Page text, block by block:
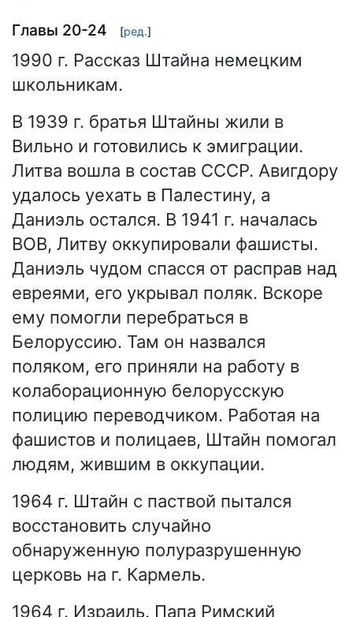
Главы 20-24 [ред.]
1990 г. Рассказ Штайна немецким
школьникам.
В 1939 г. братья Штайны жили в
Вильно и готовились к эмиграции.
Литва вошла в состав СССР. Авигдору
удалось уехать в Палестину, а
Даниэль остался. В 1941 г. началась
ВОВ, Литву оккупировали фашисты.
Даниэль чудом спасся от расправ над
евреями, его укрывал поляк. Вскоре
ему помогли перебраться в
Белоруссию. Там он назвался
поляком, его приняли на работу в
колаборационную белорусскую
полицию переводчиком. Работая на
фашистов и полицаев, Штайн помогал
людям, жившим в оккупации.
1964 г. Штайн с паствой пытался
восстановить случайно
обнаруженную полуразрушенную
церковь на г. Кармель.
1964 г. Израиль. Папа Римский